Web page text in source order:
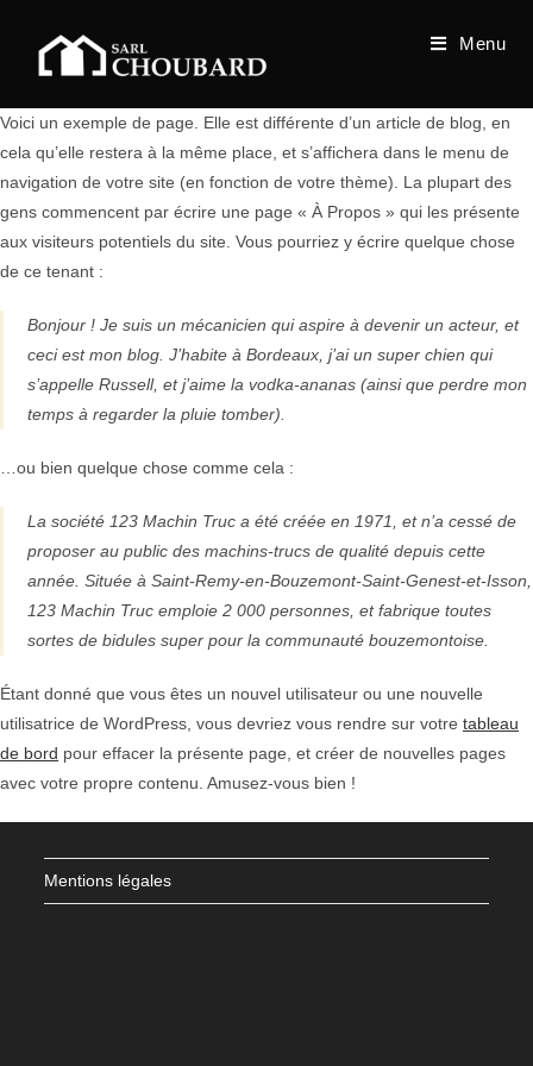
content
Menu
Voici un exemple de page. Elle est différente d’un article de blog, en
cela qu’elle restera à la même place, et s’affichera dans le menu de
navigation de votre site (en fonction de votre thème). La plupart des
gens commencent par écrire une page « À Propos » qui les présente
aux visiteurs potentiels du site. Vous pourriez y écrire quelque chose
de ce tenant :
Bonjour ! Je suis un mécanicien qui aspire à devenir un acteur, et
ceci est mon blog. J’habite à Bordeaux, j’ai un super chien qui
s’appelle Russell, et j’aime la vodka-ananas (ainsi que perdre mon
temps à regarder la pluie tomber).
…ou bien quelque chose comme cela :
La société 123 Machin Truc a été créée en 1971, et n’a cessé de
proposer au public des machins-trucs de qualité depuis cette
année. Située à Saint-Remy-en-Bouzemont-Saint-Genest-et-Isson,
123 Machin Truc emploie 2 000 personnes, et fabrique toutes
sortes de bidules super pour la communauté bouzemontoise.
Étant donné que vous êtes un nouvel utilisateur ou une nouvelle
utilisatrice de WordPress, vous devriez vous rendre sur votre tableau
de bord pour effacer la présente page, et créer de nouvelles pages
avec votre propre contenu. Amusez-vous bien !
Mentions légales